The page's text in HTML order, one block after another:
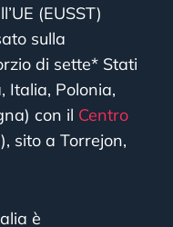
(EUSST)
sulla
di sette* Stati
Italia, Polonia,
con il Centro
sito a Torrejon,
è